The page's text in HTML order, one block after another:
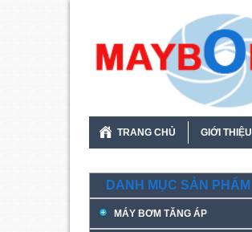
TRANG CHỦ GIỚI THIỆU
DANH MỤC SẢN PHẨM
MÁY BƠM TĂNG ÁP